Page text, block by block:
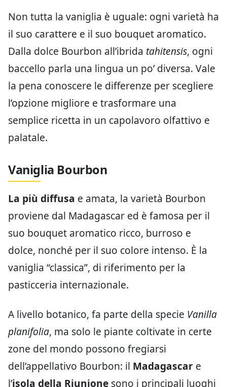
Non tutta la vaniglia è uguale: ogni varietà ha
il suo carattere e il suo bouquet aromatico.
Dalla dolce Bourbon all’ibrida tahitensis, ogni
baccello parla una lingua un po’ diversa. Vale
la pena conoscere le differenze per scegliere
l’opzione migliore e trasformare una
semplice ricetta in un capolavoro olfattivo e
palatale.
Vaniglia Bourbon
La più diffusa e amata, la varietà Bourbon
proviene dal Madagascar ed è famosa per il
suo bouquet aromatico ricco, burroso e
dolce, nonché per il suo colore intenso. È la
vaniglia “classica”, di riferimento per la
pasticceria internazionale.
A livello botanico, fa parte della specie Vanilla
planifolia, ma solo le piante coltivate in certe
zone del mondo possono fregiarsi
dell’appellativo Bourbon: il Madagascar e
l’isola della Riunione sono i principali luoghi